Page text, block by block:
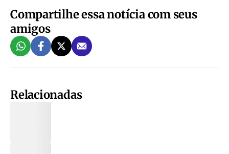
Compartilhe essa notícia com seus
amigos
Relacionadas